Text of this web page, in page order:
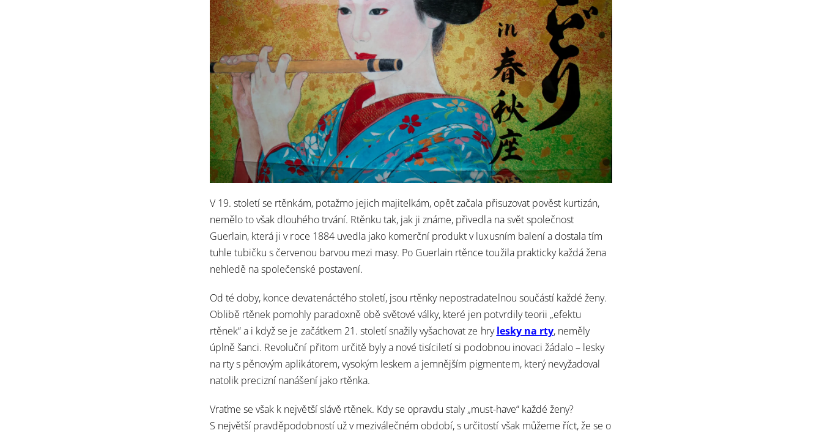
V 19. století se rtěnkám, potažmo jejich majitelkám, opět začala přisuzovat pověst kurtizán,
nemělo to však dlouhého trvání. Rtěnku tak, jak ji známe, přivedla na svět společnost
Guerlain, která ji v roce 1884 uvedla jako komerční produkt v luxusním balení a dostala tím
tuhle tubičku s červenou barvou mezi masy. Po Guerlain rtěnce toužila prakticky každá žena
nehledě na společenské postavení.
Od té doby, konce devatenáctého století, jsou rtěnky nepostradatelnou součástí každé ženy.
Oblibě rtěnek pomohly paradoxně obě světové války, které jen potvrdily teorii „efektu
rtěnek“ a i když se je začátkem 21. století snažily vyšachovat ze hrylesky na rty, neměly
úplně šanci. Revoluční přitom určitě byly a nové tisíciletí si podobnou inovaci žádalo – lesky
na rty s pěnovým aplikátorem, vysokým leskem a jemnějším pigmentem, který nevyžadoval
natolik precizní nanášení jako rtěnka.
Vraťme se však k největší slávě rtěnek. Kdy se opravdu staly„must-have“každé ženy?
S největší pravděpodobností už v meziválečném období, s určitostí však můžeme říct, že se o